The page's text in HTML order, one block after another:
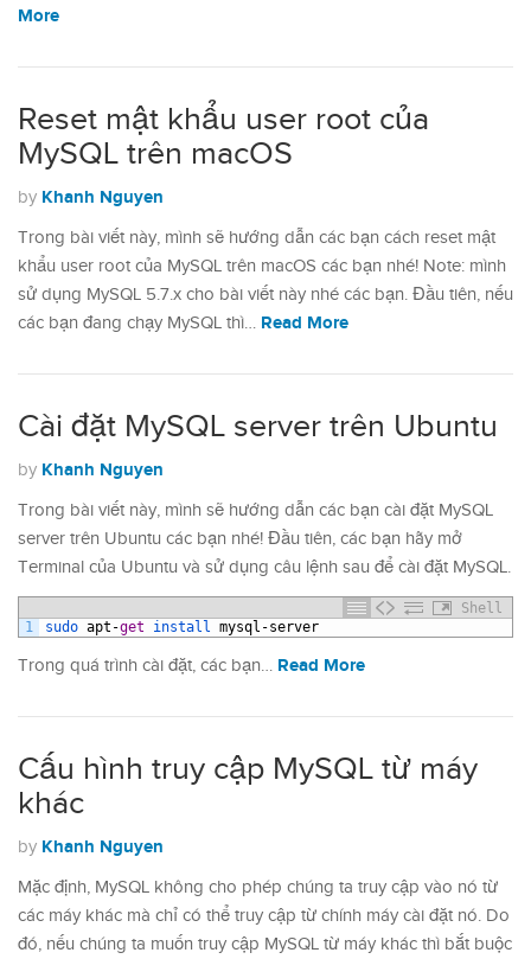
More
Reset mật khẩu user root của
MySQL trên macOS
by Khanh Nguyen
Trong bài viết này, mình sẽ hướng dẫn các bạn cách reset mật
khẩu user root của MySQL trên macOS các bạn nhé! Note: mình
sử dụng MySQL 5.7.x cho bài viết này nhé các bạn. Đầu tiên, nếu
các bạn đang chạy MySQL thì… Read More
Cài đặt MySQL server trên Ubuntu
by Khanh Nguyen
Trong bài viết này, mình sẽ hướng dẫn các bạn cài đặt MySQL
server trên Ubuntu các bạn nhé! Đầu tiên, các bạn hãy mở
Terminal của Ubuntu và sử dụng câu lệnh sau để cài đặt MySQL.
Shell
1
sudo apt -get install mysql -server
Trong quá trình cài đặt, các bạn… Read More
Cấu hình truy cập MySQL từ máy
khác
by Khanh Nguyen
Mặc định, MySQL không cho phép chúng ta truy cập vào nó từ
các máy khác mà chỉ có thể truy cập từ chính máy cài đặt nó. Do
đó, nếu chúng ta muốn truy cập MySQL từ máy khác thì bắt buộc